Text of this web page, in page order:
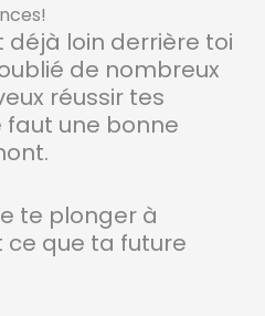
déjà loin derrière toi
de nombreux
réussir tes
faut une bonne
te plonger à
ce que ta future